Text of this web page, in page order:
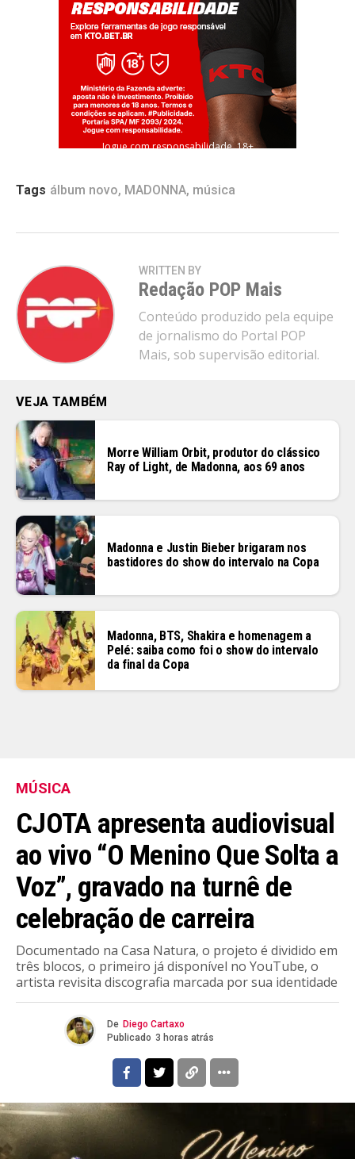
Jogue com responsabilidade. 18+
Tags álbum novo, MADONNA, música
WRITTEN BY
Redação POP Mais
Conteúdo produzido pela equipe
de jornalismo do Portal POP
Mais, sob supervisão editorial.
VEJA TAMBÉM
Morre William Orbit, produtor do clássico
Ray of Light, de Madonna, aos 69 anos
Madonna e Justin Bieber brigaram nos
bastidores do show do intervalo na Copa
Madonna, BTS, Shakira e homenagem a
Pelé: saiba como foi o show do intervalo
da final da Copa
MÚSICA
CJOTA apresenta audiovisual
ao vivo “O Menino Que Solta a
Voz”, gravado na turnê de
celebração de carreira
Documentado na Casa Natura, o projeto é dividido em
três blocos, o primeiro já disponível no YouTube, o
artista revisita discografia marcada por sua identidade
De Diego Cartaxo
Publicado 3 horas atrás